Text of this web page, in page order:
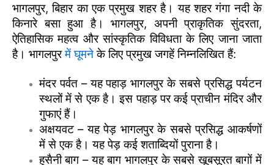
भागलपुर, बिहार का एक प्रमुख शहर है। यह शहर गंगा नदी के
किनारे बसा हुआ है। भागलपुर, अपनी प्राकृतिक सुंदरता,
ऐतिहासिक महत्व और सांस्कृतिक विविधता के लिए जाना जाता
है। भागलपुरमें घूमनेके लिए प्रमुख जगहें निम्नलिखित हैं:
मंदर पर्वत – यह पहाड़ भागलपुर के सबसे प्रसिद्ध पर्यटन
स्थलों में से एक है। इस पहाड़ पर कई प्राचीन मंदिर और
गुफाएं हैं।
अक्षयवट – यह पेड़ भागलपुर के सबसे प्रसिद्ध आकर्षणों
में से एक है। यह पेड़ कई शताब्दियों पुराना है।
हुसैनी बाग – यह बाग भागलपुर के सबसे खूबसूरत बागों में